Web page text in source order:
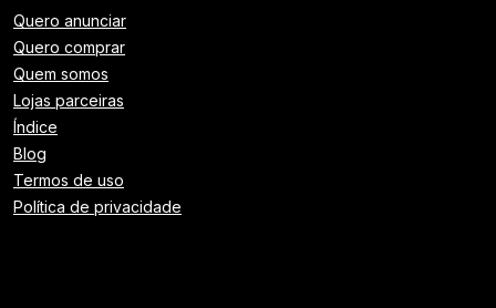
Quero anunciar
Quero comprar
Quem somos
Lojas parceiras
Índice
Blog
Termos de uso
Política de privacidade